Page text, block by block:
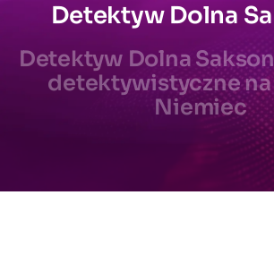
Detektyw Dolna
Detektyw Dolna
detektywistyczne
Niemiec